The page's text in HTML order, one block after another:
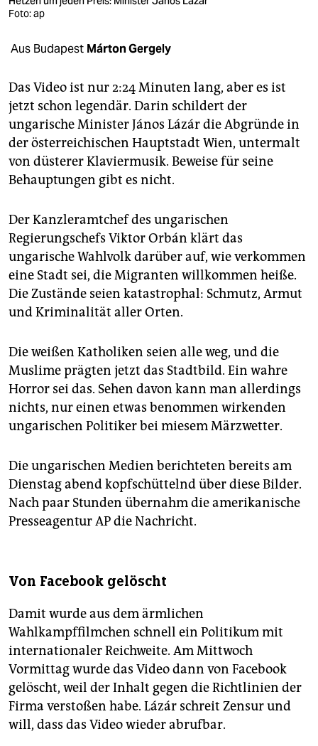
verlag
veranstaltungen
fragen & hilfe
unterstützen
abo
genossenschaft
epaper login
Foto: ap
Aus Budapest Márton Gergely
Das Video ist nur 2:24 Minuten lang, aber es ist
jetzt schon legendär. Darin schildert der
ungarische Minister János Lázár die Abgründe in
der österreichischen Hauptstadt Wien, untermalt
von düsterer Klaviermusik. Beweise für seine
Behauptungen gibt es nicht.
Der Kanzleramtchef des ungarischen
Regierungschefs Viktor Orbán klärt das
ungarische Wahlvolk darüber auf, wie verkommen
eine Stadt sei, die Migranten willkommen heiße.
Die Zustände seien katastrophal: Schmutz, Armut
und Kriminalität aller Orten.
Die weißen Katholiken seien alle weg, und die
Muslime prägten jetzt das Stadtbild. Ein wahre
Horror sei das. Sehen davon kann man allerdings
nichts, nur einen etwas benommen wirkenden
ungarischen Politiker bei miesem Märzwetter.
Die ungarischen Medien berichteten bereits am
Dienstag abend kopfschüttelnd über diese Bilder.
Nach paar Stunden übernahm die amerikanische
Presseagentur AP die Nachricht.
Von Facebook gelöscht
Damit wurde aus dem ärmlichen
Wahlkampffilmchen schnell ein Politikum mit
internationaler Reichweite. Am Mittwoch
Vormittag wurde das Video dann von Facebook
gelöscht, weil der Inhalt gegen die Richtlinien der
Firma verstoßen habe. Lázár schreit Zensur und
will, dass das Video wieder abrufbar.